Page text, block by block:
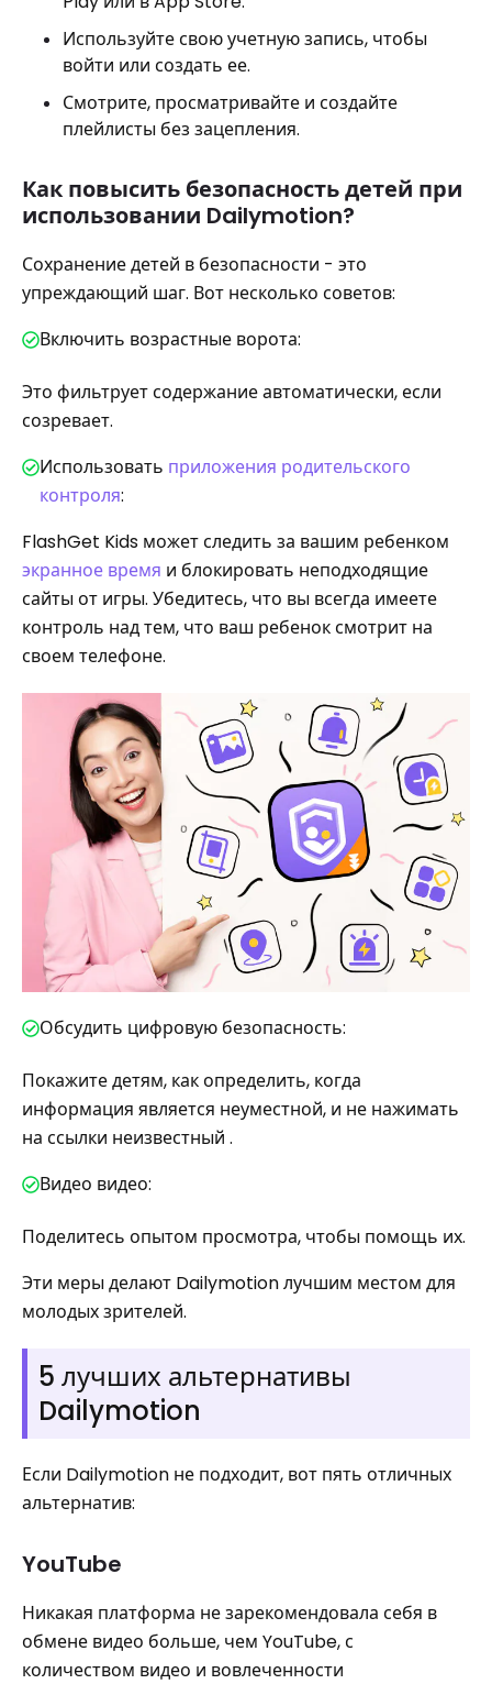
Используйте свою учетную запись, чтобы
войти или создать ее.
Смотрите, просматривайте и создайте
плейлисты без зацепления.
Как повысить безопасность детей при
использовании Dailymotion?
Сохранение детей в безопасности - это
упреждающий шаг. Вот несколько советов:
Включить возрастные ворота:
Это фильтрует содержание автоматически, если
созревает.
Использовать приложения родительского
контроля:
FlashGet Kids может следить за вашим ребенком
экранное время и блокировать неподходящие
сайты от игры. Убедитесь, что вы всегда имеете
контроль над тем, что ваш ребенок смотрит на
своем телефоне.
Обсудить цифровую безопасность:
Покажите детям, как определить, когда
информация является неуместной, и не нажимать
на ссылки неизвестный .
Видео видео:
Поделитесь опытом просмотра, чтобы помощь их.
Эти меры делают Dailymotion лучшим местом для
молодых зрителей.
5 лучших альтернативы
Dailymotion
Если Dailymotion не подходит, вот пять отличных
альтернатив:
YouTube
Никакая платформа не зарекомендовала себя в
обмене видео больше, чем YouTube, с
количеством видео и вовлеченности